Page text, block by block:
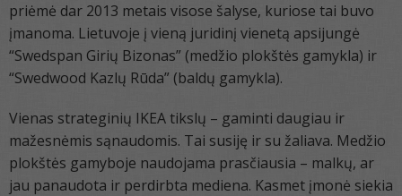
priėmė dar 2013 metais visose šalyse, kuriose tai buvo
įmanoma. Lietuvoje į vieną juridinį vienetą apsijungė
“Swedspan Girių Bizonas” (medžio plokštės gamykla) ir
“Swedwood Kazlų Rūda” (baldų gamykla).
Vienas strateginių IKEA tikslų – gaminti daugiau ir
mažesnėmis sąnaudomis. Tai susiję ir su žaliava. Medžio
plokštės gamyboje naudojama prasčiausia – malkų, ar
jau panaudota ir perdirbta mediena. Kasmet įmonė siekia